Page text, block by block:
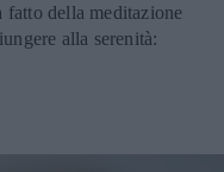
fatto della meditazione
alla serenità: